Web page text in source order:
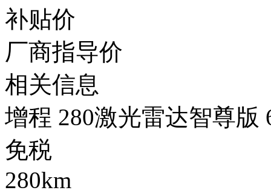
补贴价
厂商指导价
相关信息
增程 280激光雷达智尊版
免税
280km